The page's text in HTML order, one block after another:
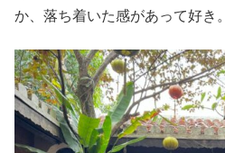
か、落ち着いた感があって好き。